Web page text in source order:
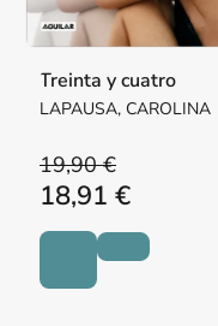
Treinta y cuatro
LAPAUSA, CAROLINA
19,90 €
18,91 €